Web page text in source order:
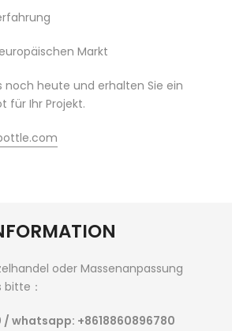
Markt
noch heute und erhalten Sie ein
für Ihr Projekt.
oder Massenanpassung
：
/ whatsapp: +8618860896780